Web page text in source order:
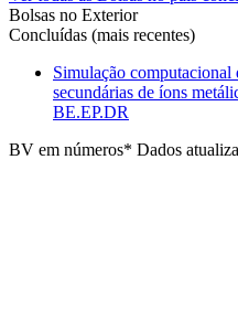
Bolsas no Exterior
Concluídas (mais recentes)
Simulação
secundárias de íons
BE.EP.DR
BV em números* Dados